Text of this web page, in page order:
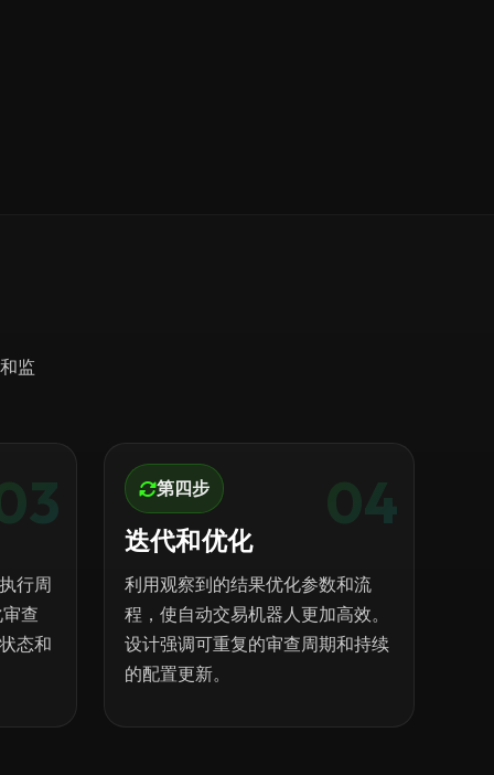
监
行周
查
态和
04
第四步
迭代和优化
利用观察到的结果优化参数和流
程，使自动交易机器人更加高效。
设计强调可重复的审查周期和持续
的配置更新。